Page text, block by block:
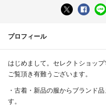
プロフィール
はじめまして。セレクトショップ
ご覧頂き有難うございます。
・古着・新品の服からブランド
す。